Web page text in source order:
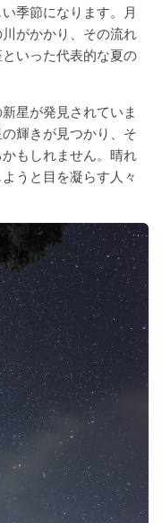
季節になります。月
がかかり、その流れ
いった代表的な夏の
星が発見されていま
輝きが見つかり、そ
もしれません。晴れ
うと目を凝らす人々